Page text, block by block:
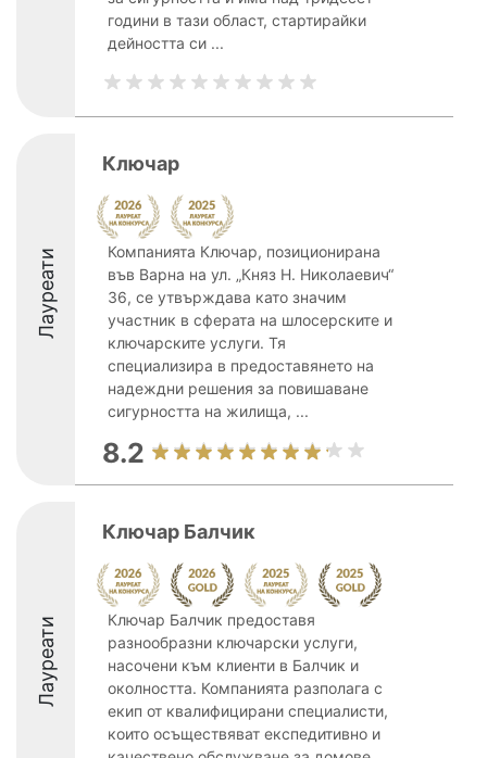
години в тази област, стартирайки
дейността си ...
Лауреати
Ключар
Компанията Ключар, позиционирана
във Варна на ул. „Княз Н. Николаевич“
36, се утвърждава като значим
участник в сферата на шлосерските и
ключарските услуги. Тя
специализира в предоставянето на
надеждни решения за повишаване
сигурността на жилища, ...
8.2
Лауреати
Ключар Балчик
Ключар Балчик предоставя
разнообразни ключарски услуги,
насочени към клиенти в Балчик и
околността. Компанията разполага с
екип от квалифицирани специалисти,
които осъществяват експедитивно и